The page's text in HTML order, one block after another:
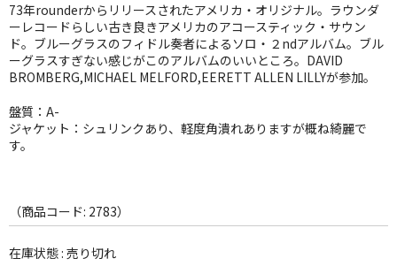
JAZZ-JP
JAZZ-VOCAL
ROCK
WORLD
その他
73年rounderからリリースされたアメリカ・オリジナル。ラウンダ
ーレコードらしい古き良きアメリカのアコースティック・サウン
ド。ブルーグラスのフィドル奏者によるソロ・２ndアルバム。ブル
ーグラスすぎない感じがこのアルバムのいいところ。DAVID
BROMBERG,MICHAEL MELFORD,EERETT ALLEN LILLYが参加。
盤質：A-
ジャケット：シュリンクあり、軽度角潰れありますが概ね綺麗で
す。
（商品コード: 2783）
在庫状態 : 売り切れ